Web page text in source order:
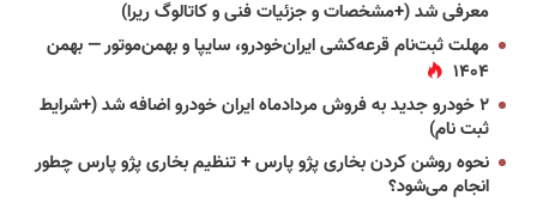
معرفی شد (+مشخصات و جزئیات فنی و کاتالوگ ریرا)
مهلت ثبت‌نام قرعه‌کشی ایران‌خودرو، سایپا و بهمن‌موتور — بهمن
۱۴۰۴
۲ خودرو جدید به فروش مردادماه ایران خودرو اضافه شد (+شرایط
ثبت نام)
نحوه روشن کردن بخاری پژو پارس + تنظیم بخاری پژو پارس چطور
انجام می‌شود؟